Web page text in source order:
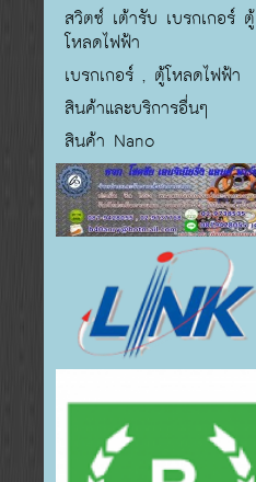
สวิตซ์ เต้ารับ เบรกเกอร์ ตู้
โหลดไฟฟ้า
เบรกเกอร์ , ตู้โหลดไฟฟ้า
สินค้าและบริการอื่นๆ
สินค้า Nano